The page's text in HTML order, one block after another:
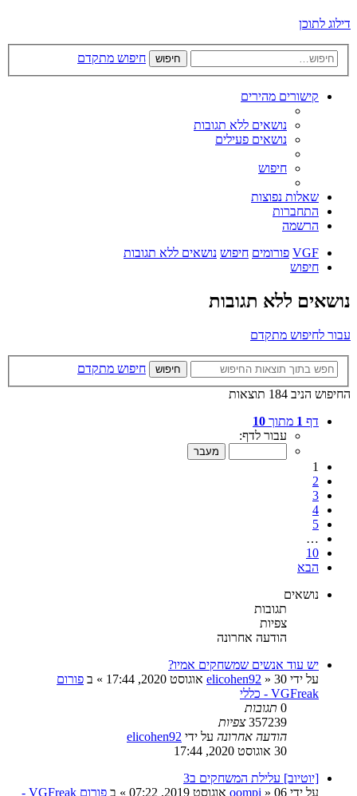
דילוג לתוכן
חיפוש חיפוש מתקדם
קישורים מהירים
נושאים ללא תגובות
נושאים פעילים
חיפוש
שאלות נפוצות
התחברות
הרשמה
VGF פורומים חיפוש נושאים ללא תגובות
חיפוש
נושאים ללא תגובות
עבור לחיפוש מתקדם
חיפוש
חיפוש מתקדם
החיפוש הניב 184 תוצאות
דף 1 מתוך 10
עבור לדף:
1
2
3
4
5
…
10
הבא
נושאים
תגובות
צפיות
הודעה אחרונה
יש עוד אנשים שמשחקים אמיו?
על ידי
elicohen92 » 30 אוגוסט 2020, 17:44 » ב פורום
VGFreak - כללי
0 תגובות
357239 צפיות
הודעה אחרונה על ידי elicohen92
30 אוגוסט 2020, 17:44
[יוטיוב] עלילת המשחקים ב3
על ידי
oompi » 06 אוגוסט 2019, 07:22 » ב
פורום VGFreak -